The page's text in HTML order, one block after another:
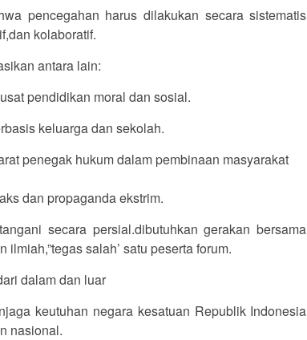
pencegahan harus dilakukan secara sistematis
kolaboratif.
antara lain:
pendidikan moral dan sosial.
keluarga dan sekolah.
penegak hukum dalam pembinaan masyarakat
dan propaganda ekstrim.
secara persial.dibutuhkan gerakan bersama
salah’ satu peserta forum.
dalam dan luar
keutuhan negara kesatuan Republik Indonesia
nasional.